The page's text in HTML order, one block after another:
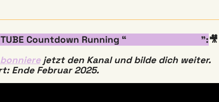
Countdown Running “AI auf den Punkt ”:🎥
jetzt den Kanal und bilde dich weiter.
Ende Februar 2025.